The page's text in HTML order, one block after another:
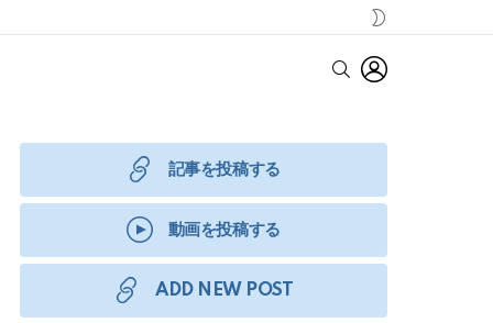
SKIN
SEARCH
記事を投稿する
動画を投稿する
ADD NEW POST